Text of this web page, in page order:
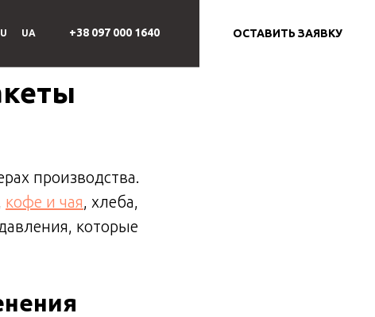
ОСТАВИТЬ ЗАЯВКУ
+38 097 000 1640
UA
производства.
кофе и чая, хлеба,
которые